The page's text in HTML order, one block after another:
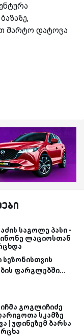
მარტო დატოვა
საგოლე პასი -
ლაციოსთან
სეზონისთვის
ფარგლებში...
გოგლიჩიძე
სკამზე
| უდინეზემ ბარსა